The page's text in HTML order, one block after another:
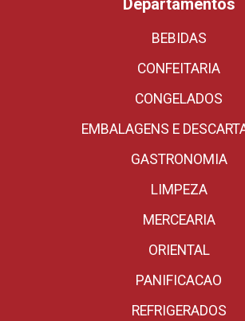
Departamentos
BEBIDAS
CONFEITARIA
CONGELADOS
EMBALAGENS E
GASTRONOMIA
LIMPEZA
MERCEARIA
ORIENTAL
PANIFICACAO
REFRIGERADOS